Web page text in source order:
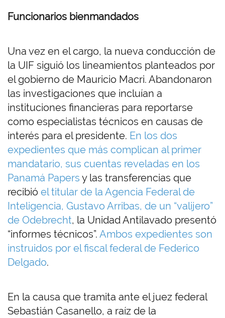
Funcionarios bienmandados
Una vez en el cargo, la nueva conducción de
la UIF siguió los lineamientos planteados por
el gobierno de Mauricio Macri. Abandonaron
las investigaciones que incluían a
instituciones financieras para reportarse
como especialistas técnicos en causas de
interés para el presidente. En los dos
expedientes que más complican al primer
mandatario, sus cuentas reveladas en los
Panamá Papers y las transferencias que
recibió el titular de la Agencia Federal de
Inteligencia, Gustavo Arribas, de un “valijero”
de Odebrecht, la Unidad Antilavado presentó
“informes técnicos”. Ambos expedientes son
instruidos por el fiscal federal de Federico
Delgado.
En la causa que tramita ante el juez federal
Sebastián Casanello, a raíz de la